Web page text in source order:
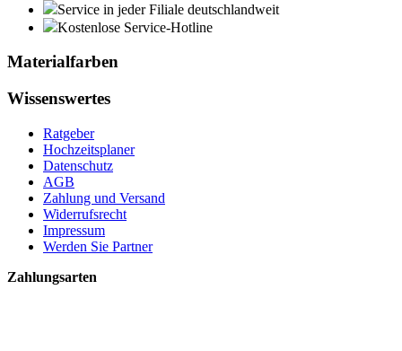
Service in jeder Filiale deutschlandweit
Kostenlose Service-Hotline
Materialfarben
Wissenswertes
Ratgeber
Hochzeitsplaner
Datenschutz
AGB
Zahlung und Versand
Widerrufsrecht
Impressum
Werden Sie Partner
Zahlungsarten